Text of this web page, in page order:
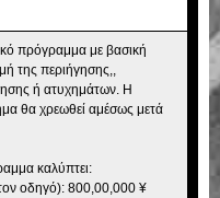
πρόγραμμα με βασική
της περιήγησης,,
ή ατυχημάτων. Η
θα χρεωθεί αμέσως μετά
καλύπτει:
οδηγό): 800,00,000 ¥